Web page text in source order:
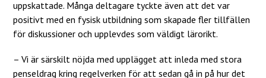
uppskattade. Många deltagare tyckte även att det var
positivt med en fysisk utbildning som skapade fler tillfällen
för diskussioner och upplevdes som väldigt lärorikt.
– Vi är särskilt nöjda med upplägget att inleda med stora
penseldrag kring regelverken för att sedan gå in på hur det